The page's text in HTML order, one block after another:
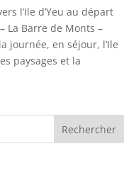
l’Ile d’Yeu au départ
La Barre de Monts –
journée, en séjour, l’Ile
paysages et la
Rechercher